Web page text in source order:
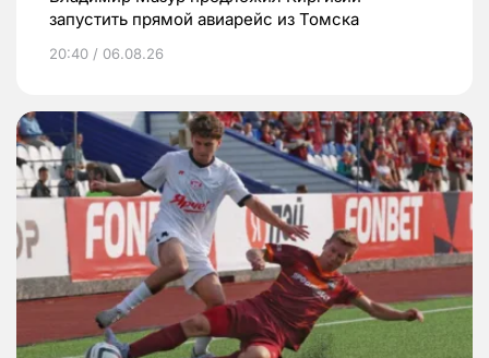
запустить прямой авиарейс из Томска
20:40 / 06.08.26